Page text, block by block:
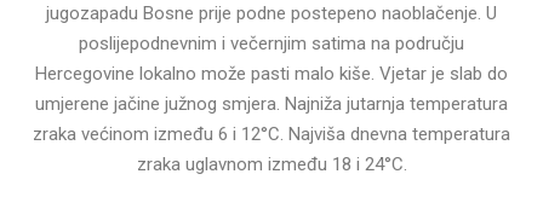
jugozapadu Bosne prije podne postepeno naoblačenje. U
poslijepodnevnim i večernjim satima na području
Hercegovine lokalno može pasti malo kiše. Vjetar je slab do
umjerene jačine južnog smjera. Najniža jutarnja temperatura
zraka većinom između 6 i 12°C. Najviša dnevna temperatura
zraka uglavnom između 18 i 24°C.